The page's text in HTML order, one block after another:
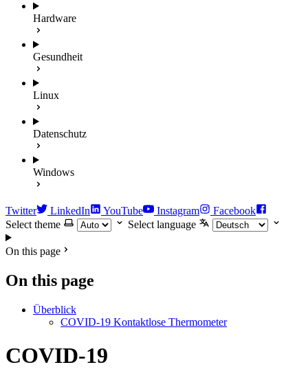
Hardware
Gesundheit
Linux
Datenschutz
Windows
Twitter LinkedIn YouTube Instagram
Facebook
Select theme
Select language
On this page
On this page
Überblick
COVID-19 Kontaktlose Thermometer
COVID-19